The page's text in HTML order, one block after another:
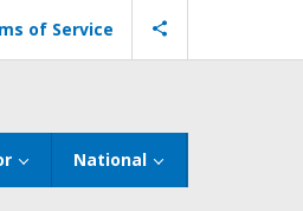
of Service
National